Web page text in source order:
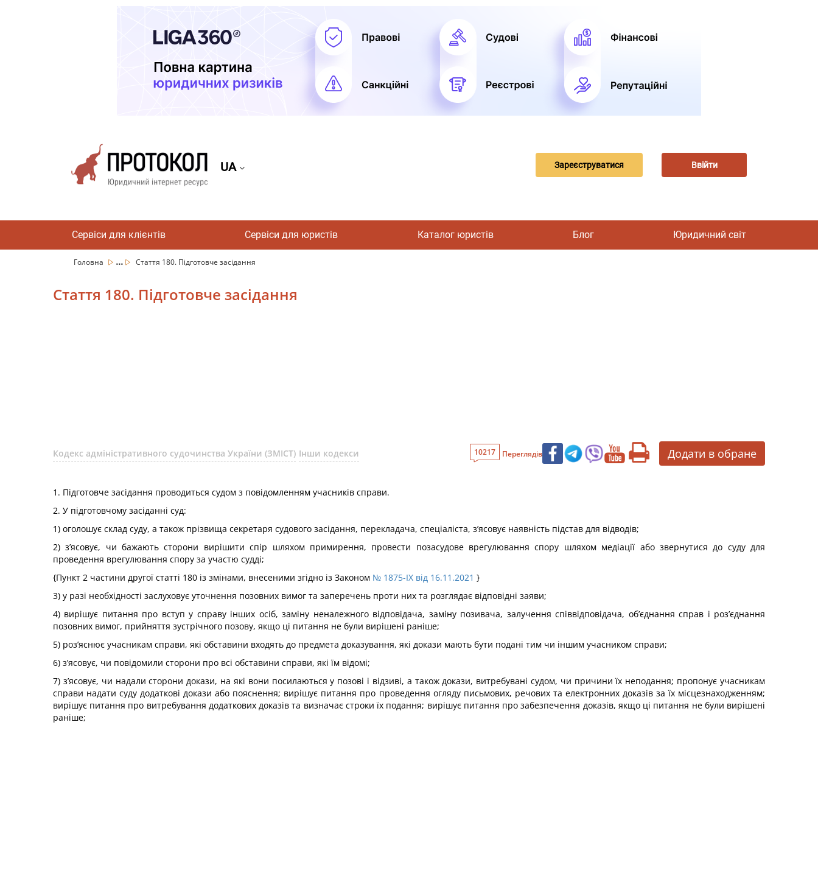
UA Зареєструватися Ввійти
Сервіси для клієнтів Сервіси для юристів Каталог юристів Блог Юридичний світ
Головна ... Стаття 180. Підготовче засідання
Стаття 180. Підготовче засідання
Кодекс адміністративного судочинства України (ЗМІСТ) Інши кодекси 10217 Переглядів Додати в обране
1. Підготовче засідання проводиться судом з повідомленням учасників справи.
2. У підготовчому засіданні суд:
1) оголошує склад суду, а також прізвища секретаря судового засідання, перекладача, спеціаліста, з’ясовує наявність підстав для відводів;
2) з’ясовує, чи бажають сторони вирішити спір шляхом примирення, провести позасудове врегулювання спору шляхом медіації або звернутися до суду для
проведення врегулювання спору за участю судді;
{Пункт 2 частини другої статті 180 із змінами, внесеними згідно із Законом № 1875-IX від 16.11.2021 }
3) у разі необхідності заслуховує уточнення позовних вимог та заперечень проти них та розглядає відповідні заяви;
4) вирішує питання про вступ у справу інших осіб, заміну неналежного відповідача, заміну позивача, залучення співвідповідача, об’єднання справ і роз’єднання
позовних вимог, прийняття зустрічного позову, якщо ці питання не були вирішені раніше;
5) роз’яснює учасникам справи, які обставини входять до предмета доказування, які докази мають бути подані тим чи іншим учасником справи;
6) з’ясовує, чи повідомили сторони про всі обставини справи, які їм відомі;
7) з’ясовує, чи надали сторони докази, на які вони посилаються у позові і відзиві, а також докази, витребувані судом, чи причини їх неподання; пропонує учасникам
справи надати суду додаткові докази або пояснення; вирішує питання про проведення огляду письмових, речових та електронних доказів за їх місцезнаходженням;
вирішує питання про витребування додаткових доказів та визначає строки їх подання; вирішує питання про забезпечення доказів, якщо ці питання не були вирішені
раніше;